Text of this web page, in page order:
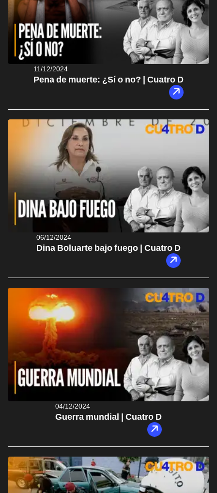
11/12/2024
Pena de muerte: ¿Sí o no? | Cuatro D
06/12/2024
Dina Boluarte bajo fuego | Cuatro D
04/12/2024
Guerra mundial | Cuatro D